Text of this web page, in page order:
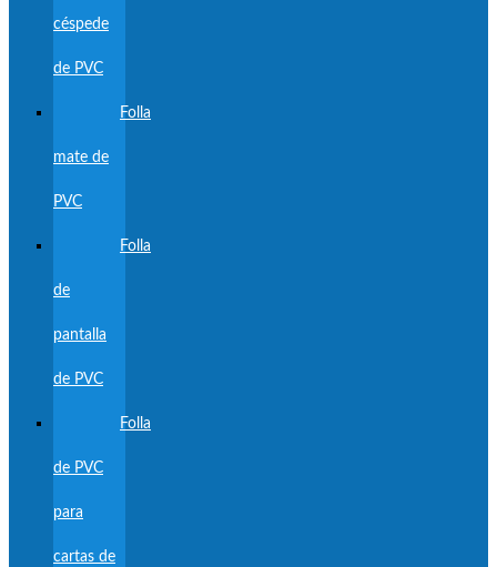
céspede
de PVC
Folla
mate de
PVC
Folla
de
pantalla
de PVC
Folla
de PVC
para
cartas de